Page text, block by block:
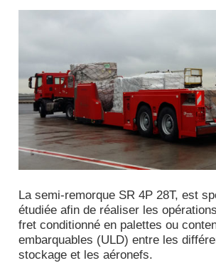
La semi-remorque SR 4P 28T, est
étudiée afin de réaliser les
fret conditionné en palettes ou
embarquables (ULD) entre les
stockage et les aéronefs.